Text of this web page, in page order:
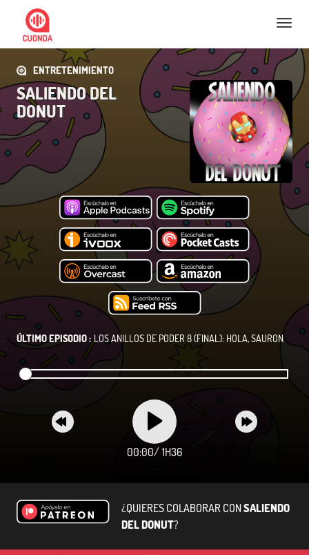
Nav
ENTRETENIMIENTO
SALIENDO DEL
DONUT
ÚLTIMO EPISODIO : LOS ANILLOS DE PODER 8 (FINAL): HOLA, SAURON
00:00/ 1H36
¿QUIERES COLABORAR CONSALIENDO
DEL DONUT?